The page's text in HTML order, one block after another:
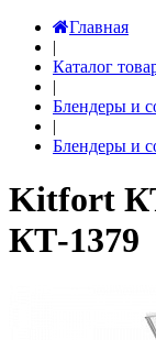
Главная
|
Каталог
|
Блендеры и
|
Блендеры и
Kitfort
КТ-1379